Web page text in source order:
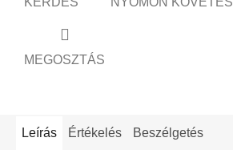
MEGOSZTÁS
Leírás Értékelés Beszélgetés